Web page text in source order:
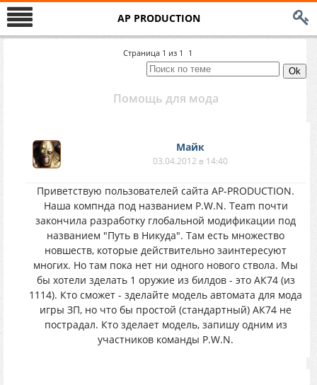
AP PRODUCTION
Страница 1 из 1 1
Помощь для мода
Майк
03.04.2012 в 14:40
Приветствую пользователей сайта AP-PRODUCTION.
Наша компнда под названием P.W.N. Team почти
закончила разработку глобальной модификации под
названием "Путь в Никуда". Там есть множество
новшеств, которые действительно заинтересуют
многих. Но там пока нет ни одного нового ствола. Мы
бы хотели зделать 1 оружие из билдов - это АК74 (из
1114). Кто сможет - зделайте модель автомата для мода
игры ЗП, но что бы простой (стандартный) АК74 не
пострадал. Кто зделает модель, запишу одним из
участников команды P.W.N.